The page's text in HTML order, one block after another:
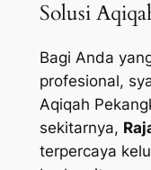
Solusi
Bagi Anda
profesional,
Aqiqah
sekitarnya,
terpercaya